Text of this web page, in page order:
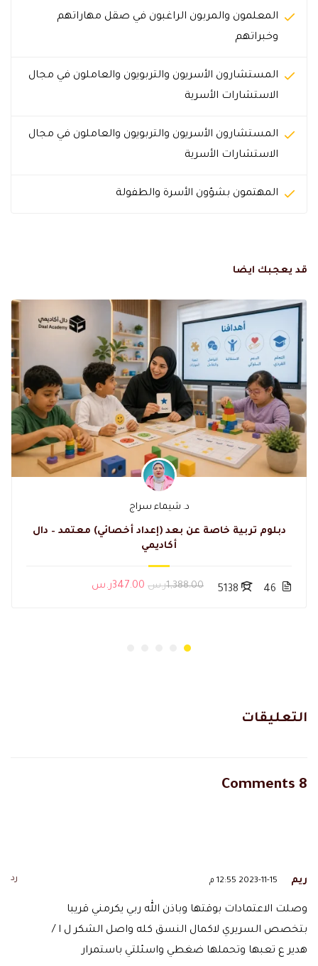
المعلمون والمربون الراغبون في صقل مهاراتهم
وخبراتهم
المستشارون الأسريون والتربويون والعاملون في مجال
الاستشارات الأسرية
المستشارون الأسريون والتربويون والعاملون في مجال
الاستشارات الأسرية
المهتمون بشؤون الأسرة والطفولة
قد يعجبك ايضا
د. شيماء سراج
دبلوم تربية خاصة عن بعد (إعداد أخصائي) معتمد – دال
أكاديمي
46
5138 1,388.00ر.س 347.00ر.س
التعليقات
8 Comments
ريم 2023-11-15 12:55 م رد
وصلت الاعتمادات بوقتها وباذن الله ربي يكرمني قريبا
بتخصص السريري لاكمال النسق كله واصل الشكر ل ا /
هدير ع تعبها وتحملها ضغطي واسئلتي باستمرار